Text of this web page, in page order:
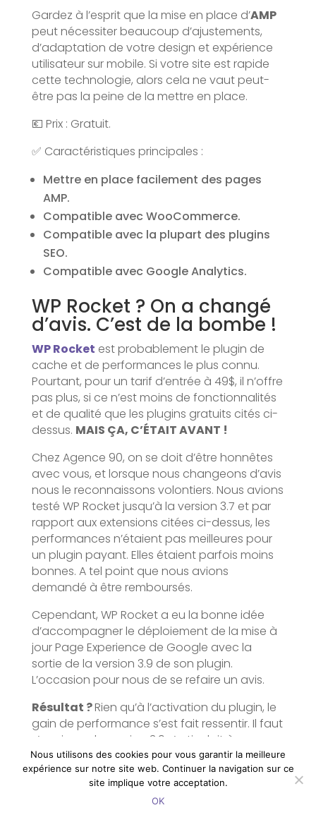
Gardez à l’esprit que la mise en place d’AMP
peut nécessiter beaucoup d’ajustements,
d’adaptation de votre design et expérience
utilisateur sur mobile. Si votre site est rapide
cette technologie, alors cela ne vaut peut-
être pas la peine de la mettre en place.
💶 Prix : Gratuit.
✅ Caractéristiques principales :
Mettre en place facilement des pages
AMP.
Compatible avec WooCommerce.
Compatible avec la plupart des plugins
SEO.
Compatible avec Google Analytics.
WP Rocket ? On a changé
d’avis. C’est de la bombe !
WP Rocket est probablement le plugin de
cache et de performances le plus connu.
Pourtant, pour un tarif d’entrée à 49$, il n’offre
pas plus, si ce n’est moins de fonctionnalités
et de qualité que les plugins gratuits cités ci-
dessus. MAIS ÇA, C’ÉTAIT AVANT !
Chez Agence 90, on se doit d’être honnêtes
avec vous, et lorsque nous changeons d’avis
nous le reconnaissons volontiers. Nous avions
testé WP Rocket jusqu’à la version 3.7 et par
rapport aux extensions citées ci-dessus, les
performances n’étaient pas meilleures pour
un plugin payant. Elles étaient parfois moins
bonnes. A tel point que nous avions
demandé à être remboursés.
Cependant, WP Rocket a eu la bonne idée
d’accompagner le déploiement de la mise à
jour Page Experience de Google avec la
sortie de la version 3.9 de son plugin.
L’occasion pour nous de se refaire un avis.
Résultat ?Rien qu’à l’activation du plugin, le
gain de performance s’est fait ressentir. Il faut
s’avoir que la version 3.9 s’articulait à
l’époque sur deux axes liés aux Core Web
Vitals :
Le chargement différé des fichiers JS qui
Nous utilisons des cookies pour vous garantir la meilleure
expérience sur notre site web. Continuer la navigation sur ce
site implique votre acceptation.
OK